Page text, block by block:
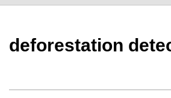
deforestation